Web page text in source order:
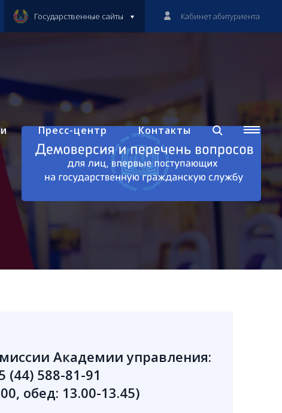
Пресс-центр Контакты
Государственные сайты Кабинет абитуриента
Академии управления:
(44) 588-81-91
обед: 13.00-13.45)